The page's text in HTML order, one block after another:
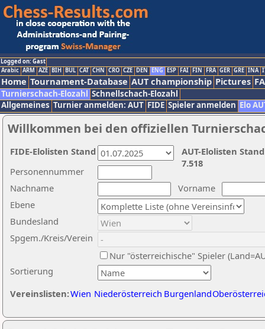
Logged on: Gast
Arabic ARM AZE BIH BUL CAT CHN CRO CZE DEN ENG ESP FAI FIN FRA GER GRE INA
Home Tournament-Database AUT championship Pictures
Turnierschach-Elozahl Schnellschach-Elozahl
Allgemeines Turnier anmelden: AUT FIDE Spieler anmelden Elo
Willkommen bei den offiziellen
Nachname
Vorname
Ebene
Sortierung
Personennummer
Bundesland
Spgem./Kreis/Verein
Nur "österreichische" Spieler
Vereinslisten:Wien Niederösterreich Burgenland
AUT-Elolisten
7.518
FIDE-Elolisten Stand